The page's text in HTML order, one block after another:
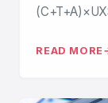
READ MORE